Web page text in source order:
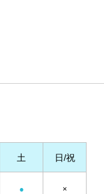
土 日/祝
● ×